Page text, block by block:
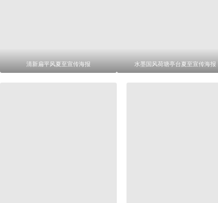
清新扁平风夏至宣传海报 水墨国风荷塘亭台夏至宣传海报